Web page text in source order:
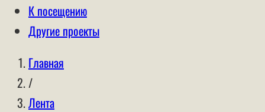
К посещению
Другие проекты
Главная
/
Лента